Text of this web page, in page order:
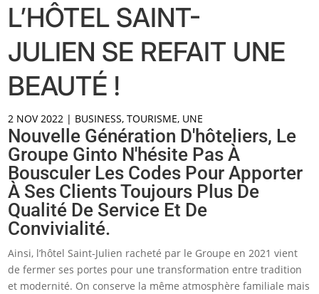
L’HÔTEL SAINT-
JULIEN SE REFAIT UNE
BEAUTÉ !
2 NOV 2022 | BUSINESS,TOURISME, UNE
Nouvelle Génération D'hôteliers, Le
Groupe Ginto N'hésite Pas À
Bousculer Les Codes Pour Apporter
À Ses Clients Toujours Plus De
Qualité De Service Et De
Convivialité.
Ainsi, l’hôtel Saint-Julien racheté par le Groupe en 2021 vient
de fermer ses portes pour une transformation entre tradition
et modernité. On conserve la même atmosphère familiale mais